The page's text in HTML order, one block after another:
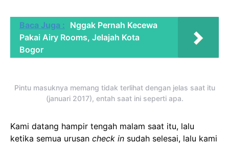
Baca Juga : Nggak Pernah Kecewa
Pakai Airy Rooms, Jelajah Kota
Bogor
Pintu masuknya memang tidak terlihat dengan jelas saat itu
(januari 2017), entah saat ini seperti apa.
Kami datang hampir tengah malam saat itu, lalu
ketika semua urusan check in sudah selesai, lalu kami